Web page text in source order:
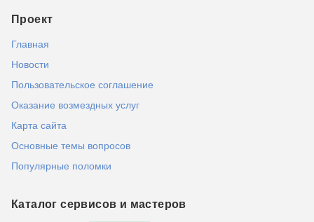
Проект
Главная
Новости
Пользовательское соглашение
Оказание возмездных услуг
Карта сайта
Основные темы вопросов
Популярные поломки
Каталог сервисов и мастеров